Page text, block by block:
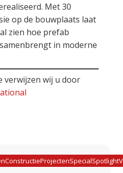
Met 30
op de bouwplaats laat
zien hoe prefab
in moderne
verwijzen wij u door
ConstructieProjectenSpecialSpotlight